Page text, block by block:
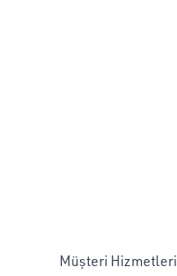
Müşteri Hizmetleri